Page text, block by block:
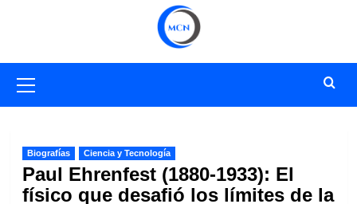
primario
Biografías Ciencia y Tecnología
Paul Ehrenfest (1880-1933): El
físico que desafió los límites de la